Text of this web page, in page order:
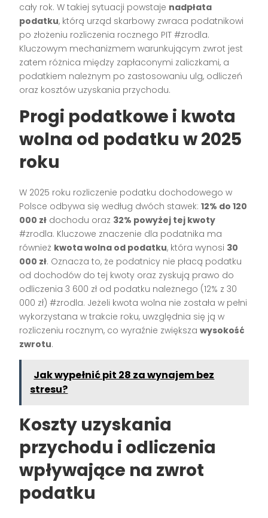
cały rok. W takiej sytuacji powstaje nadpłata
podatku, którą urząd skarbowy zwraca podatnikowi
po złożeniu rozliczenia rocznego PIT #zrodla.
Kluczowym mechanizmem warunkującym zwrot jest
zatem różnica między zapłaconymi zaliczkami, a
podatkiem należnym po zastosowaniu ulg, odliczeń
oraz kosztów uzyskania przychodu.
Progi podatkowe i kwota
wolna od podatku w 2025
roku
W 2025 roku rozliczenie podatku dochodowego w
Polsce odbywa się według dwóch stawek:12% do 120
000 zł dochodu oraz 32% powyżej tej kwoty
#zrodla. Kluczowe znaczenie dla podatnika ma
również kwota wolna od podatku, która wynosi 30
000 zł. Oznacza to, że podatnicy nie płacą podatku
od dochodów do tej kwoty oraz zyskują prawo do
odliczenia 3 600 zł od podatku należnego (12% z 30
000 zł) #zrodla. Jeżeli kwota wolna nie została w pełni
wykorzystana w trakcie roku, uwzględnia się ją w
rozliczeniu rocznym, co wyraźnie zwiększawysokość
zwrotu.
Jak wypełnić pit 28 za wynajem bez
stresu?
Koszty uzyskania
przychodu i odliczenia
wpływające na zwrot
podatku